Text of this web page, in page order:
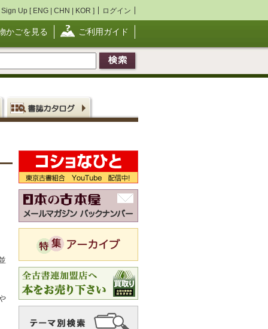
Sign Up [ ENG | CHN | KOR ] ログイン
かごを見る ご利用ガイド